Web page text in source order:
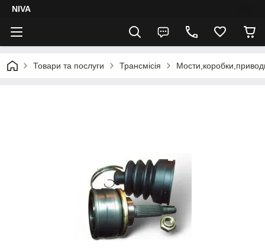
NIVA
Товари та послуги Трансмісія